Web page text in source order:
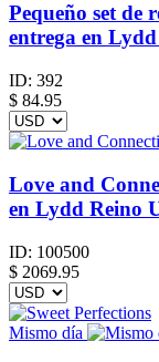
Pequeño set de
entrega en
ID: 392
$ 84.95
Love and
en Lydd Reino
ID: 100500
$ 2069.95
Mismo día